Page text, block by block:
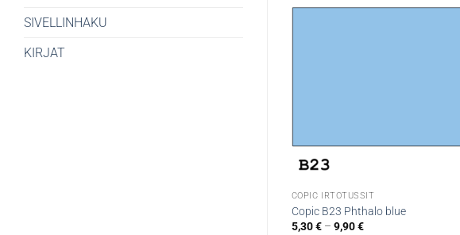
SIVELLINHAKU
KIRJAT
COPIC IRTOTUSSIT
Copic B23 Phthalo blue
5,30€ – 9,90€Hintaluokka: